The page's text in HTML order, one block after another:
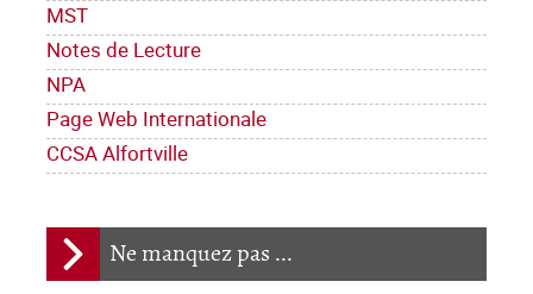
MST
Notes de Lecture
NPA
Page Web Internationale
CCSA Alfortville
Ne manquez pas ...